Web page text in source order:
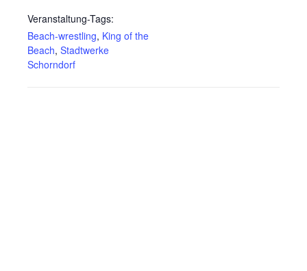
Veranstaltung-Tags:
Beach-wrestling, King of the
Beach, Stadtwerke
Schorndorf